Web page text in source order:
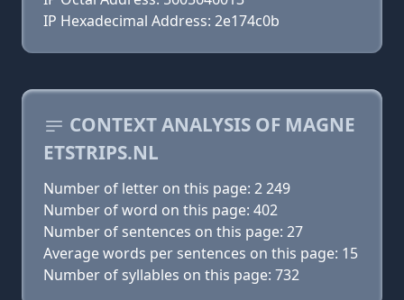
IP Hexadecimal Address: 2e174c0b
CONTEXT ANALYSIS OF MAGNE
ETSTRIPS.NL
Number of letter on this page: 2 249
Number of word on this page: 402
Number of sentences on this page: 27
Average words per sentences on this page: 15
Number of syllables on this page: 732